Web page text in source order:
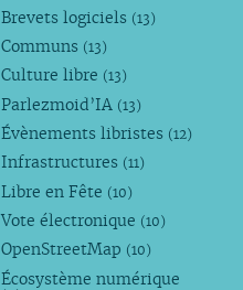
Brevets logiciels (13)
Communs (13)
Culture libre (13)
Parlezmoid’IA (13)
Évènements libristes (12)
Infrastructures (11)
Libre en Fête (10)
Vote électronique (10)
OpenStreetMap (10)
Écosystème numérique